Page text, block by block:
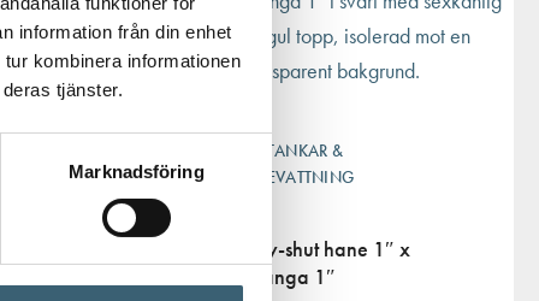
information från din enhet
kombinera informationen
tjänster.
Marknadsföring
REGNVATTENTANKAR &
TRÄDGÅRDSBEVATTNING
Adapter Dry-shut hane 1″ x
Invändig gänga 1″